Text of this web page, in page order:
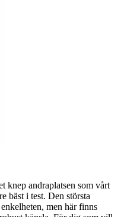
knep andraplatsen som vårt
bäst i test. Den största
men här finns